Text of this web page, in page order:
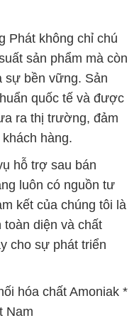
Phát không chỉ chú
sản phẩm mà còn
sự bền vững. Sản
quốc tế và được
ra thị trường, đảm
hàng.
hỗ trợ sau bán
luôn có nguồn tư
kết của chúng tôi là
toàn diện và chất
cho sự phát triển
hóa chất Amoniak *
Nam